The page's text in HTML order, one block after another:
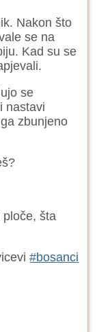
Nakon što
se na
Kad su se
se
nastavi
zbunjeno
ploče, šta
#bosanci